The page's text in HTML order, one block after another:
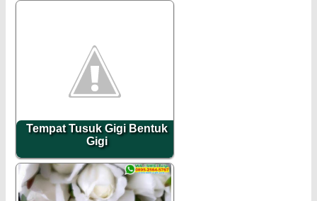
Tempat Tusuk Gigi Bentuk
Gigi